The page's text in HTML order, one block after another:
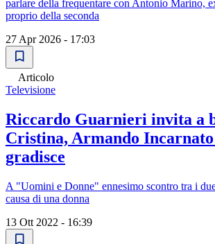
parlare della frequentare con Antonio Marino,
proprio della seconda
27 Apr 2026 - 17:03
Articolo
Televisione
Riccardo Guarnieri invita a
Cristina, Armando
gradisce
A "Uomini e Donne" ennesimo scontro tra i
causa di una donna
13 Ott 2022 - 16:39